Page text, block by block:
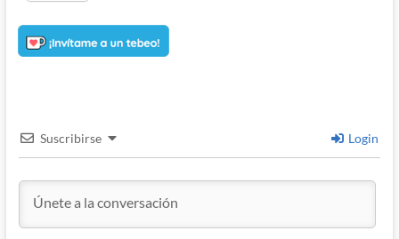
Suscribirse Login